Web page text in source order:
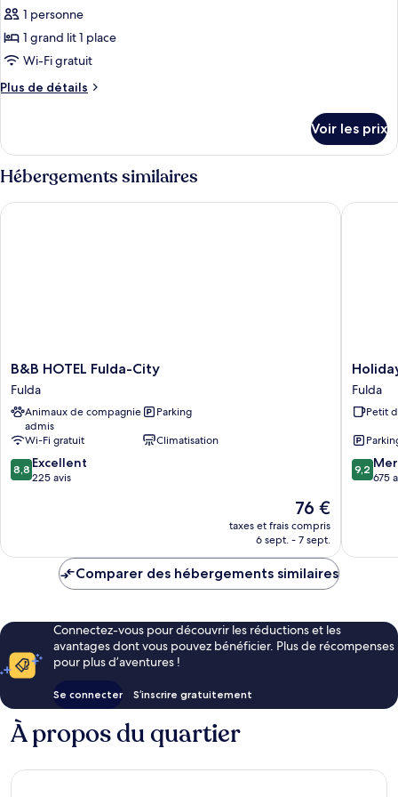
intérieure
Double
vue
cour
photos
pour
ce
type
de
Chambre
Simple
Supérieure,
vue
1 personne
1 grand lit 1 place
Wi-Fi gratuit
Plus de détails
Plus
le
type
de
chambre
Chambre
Voir les prix
Hébergements similaires
B&B
HOTEL
Fulda-
City
Fulda
B&B HOTEL Fulda-City
Fulda
Animaux de compagnie
admis
Parking
Wi-Fi gratuit
Climatisation
8.8
sur
8,8 Excellent
225 avis
Le
nouveau
prix
de
76 €
taxes et frais compris
6 sept. - 7 sept.
B&B HOTEL Fulda-City
Holiday
Inn
Express
Fulda
IHG
Fulda
Fulda
Petit
9.2
sur
9,2
675
Holiday
Comparer des hébergements similaires
Connectez-vous pour découvrir les réductions et les
avantages dont vous pouvez bénéficier. Plus de récompenses
pour plus d’aventures !
Se connecter S’inscrire gratuitement
À propos du quartier